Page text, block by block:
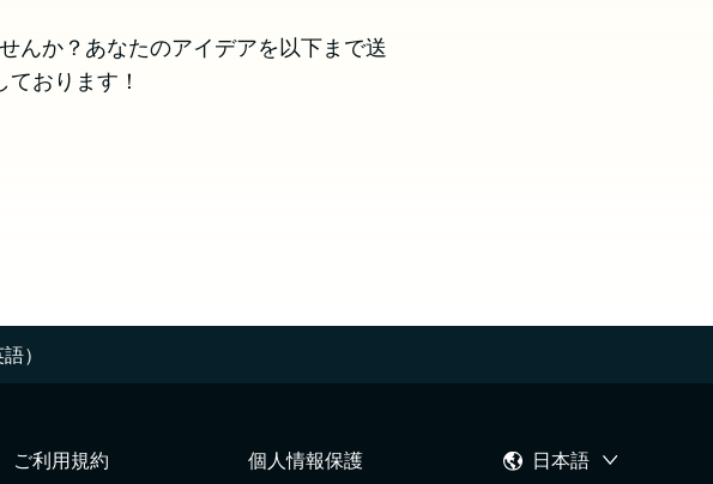
んか？あなたのアイデアを以下まで送
おります！
）
ご利用規約 個人情報保護 日本語